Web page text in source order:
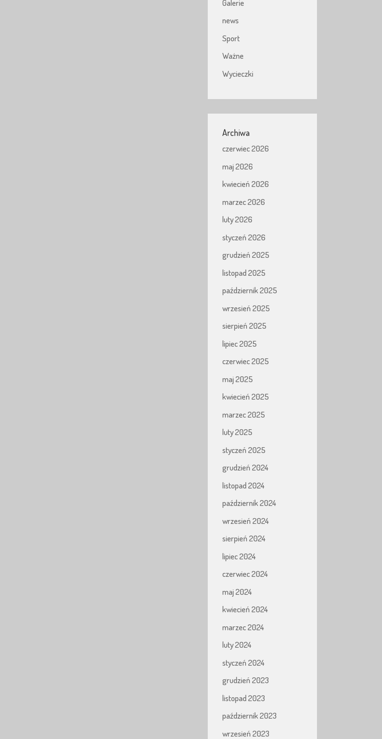
Galerie
news
Sport
Ważne
Wycieczki
Archiwa
czerwiec 2026
maj 2026
kwiecień 2026
marzec 2026
luty 2026
styczeń 2026
grudzień 2025
listopad 2025
październik 2025
wrzesień 2025
sierpień 2025
lipiec 2025
czerwiec 2025
maj 2025
kwiecień 2025
marzec 2025
luty 2025
styczeń 2025
grudzień 2024
listopad 2024
październik 2024
wrzesień 2024
sierpień 2024
lipiec 2024
czerwiec 2024
maj 2024
kwiecień 2024
marzec 2024
luty 2024
styczeń 2024
grudzień 2023
listopad 2023
październik 2023
wrzesień 2023